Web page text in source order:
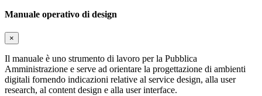
Manuale operativo di design
×
Il manuale è uno strumento di lavoro per la Pubblica
Amministrazione e serve ad orientare la progettazione di ambienti
digitali fornendo indicazioni relative al service design, alla user
research, al content design e alla user interface.